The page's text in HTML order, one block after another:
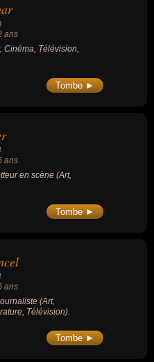
Amants » (1958), « La
dans la mer » (1991,
actrice)... Elle remporta
en 1995 et en 2008. En
des arts et des
lui décerne un Oscar
ans
Cinéma, Télévision,
Tombe ►
ans
en scène (Art,
Tombe ►
ans
(Art,
Télévision).
Tombe ►